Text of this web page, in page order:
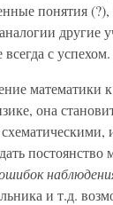
понятия
другие
с
математики
она
постоянство
и т.д.